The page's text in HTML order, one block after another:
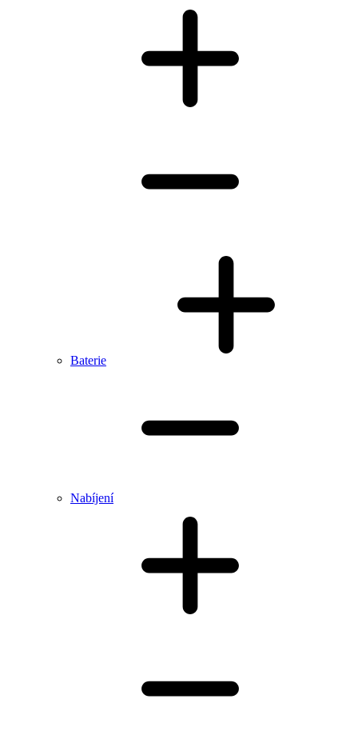
Baterie
Nabíjení